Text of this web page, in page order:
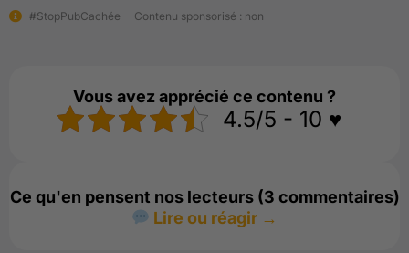
#StopPubCachée Contenu sponsorisé : non
Vous avez apprécié ce contenu ?
4.5/5 - 10 ♥️
Ce qu'en pensent nos lecteurs (3 commentaires)
Lire ou réagir →